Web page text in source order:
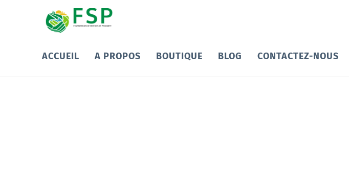
ACCUEIL A PROPOS BOUTIQUE BLOG CONTACTEZ-NOUS